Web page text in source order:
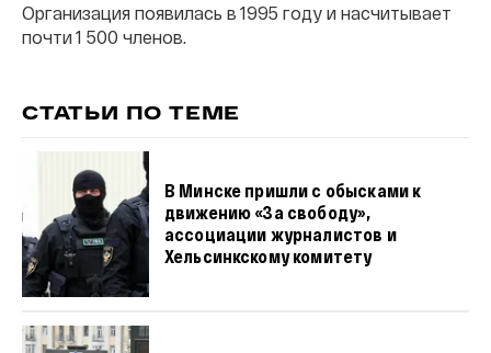
Организация появилась в 1995 году и насчитывает
почти 1 500 членов.
СТАТЬИ ПО ТЕМЕ
В Минске пришли с обысками к
движению «За свободу»,
ассоциации журналистов и
Хельсинкскому комитету